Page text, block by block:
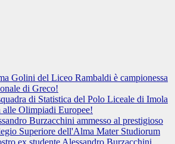
Golini del Liceo Rambaldi è campionessa
di Greco!
di Statistica del Polo Liceale di Imola
alle Olimpiadi Europee!
Burzacchini ammesso al prestigioso
Superiore dell'Alma Mater Studiorum